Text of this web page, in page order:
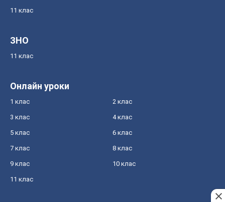
11 клас
ЗНО
11 клас
Онлайн уроки
1 клас 2 клас
3 клас 4 клас
5 клас 6 клас
7 клас 8 клас
9 клас 10 клас
11 клас